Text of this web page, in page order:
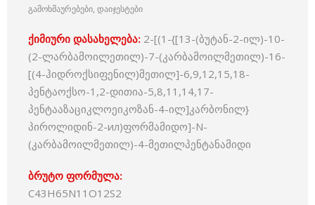
გამოხმაურებები, დაიჯესტები
ქიმიური დასახელება: 2-[(1-{[13-(ბუტან-2-ილ)-10-
(2-ლარბამოილეთილ)-7-(კარბამოილმეთილ)-16-
[(4-ჰიდროქსიფენილ)მეთილ]-6,9,12,15,18-
პენტაოქსო-1,2-დითია-5,8,11,14,17-
პენტააზაციკლოეიკოზან-4-ილ]კარბონილ}
პიროლიდინ-2-ил)ფორმამიდო]-N-
(კარბამოილმეთილ)-4-მეთილპენტანამიდი
ბრუტო ფორმულა:
C43H65N11O12S2